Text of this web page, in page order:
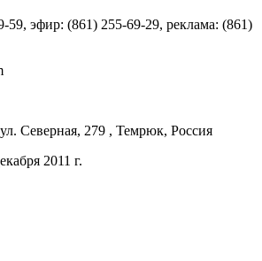
59, эфир: (861) 255-69-29, реклама: (861)
Северная, 279 , Темрюк, Россия
2011 г.